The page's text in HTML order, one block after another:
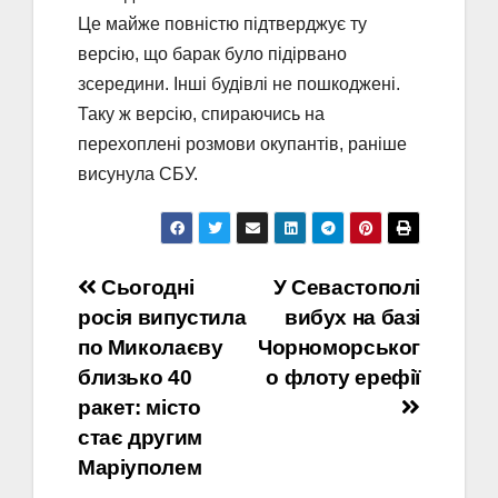
Це майже повністю підтверджує ту
версію, що барак було підірвано
зсередини. Інші будівлі не пошкоджені.
Таку ж версію, спираючись на
перехоплені розмови окупантів, раніше
висунула СБУ.
Навігація
записів
У Севастополі
вибух на базі
Чорноморськог
о флоту ерефії
Сьогодні
росія випустила
по Миколаєву
близько 40
ракет: місто
стає другим
Маріуполем